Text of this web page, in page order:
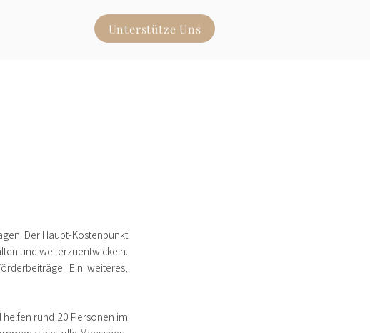
Unterstütze Uns
Der Haupt-Kostenpunkt
und weiterzuentwickeln.
Ein weiteres,
rund 20 Personen im